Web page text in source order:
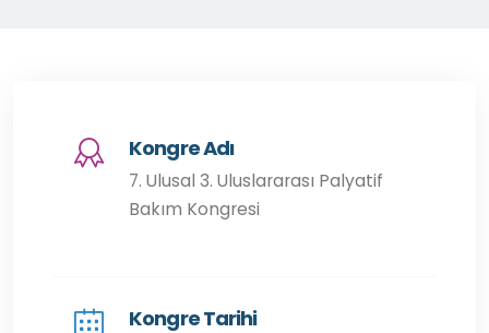
Kongre Adı
7. Ulusal 3. Uluslararası Palyatif
Bakım Kongresi
Kongre Tarihi